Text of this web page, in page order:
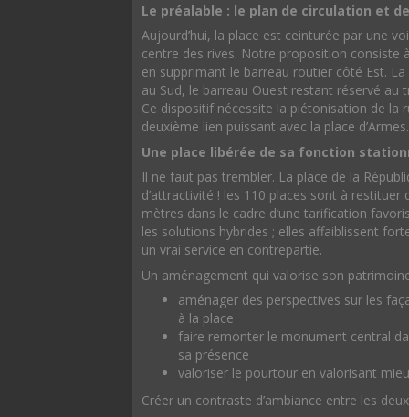
Le préalable : le plan de circulation et
Aujourd’hui, la place est ceinturée par une
centre des rives. Notre proposition consiste
en supprimant le barreau routier côté Est.
au Sud, le barreau Ouest restant réservé au
Ce dispositif nécessite la piétonisation de la
deuxième lien puissant avec la place d’Armes.
Une place libérée de sa fonction
Il ne faut pas trembler. La place de la
d’attractivité ! les 110 places sont à
mètres dans le cadre d’une tarification
les solutions hybrides ; elles affaiblissent
un vrai service en contrepartie.
Un aménagement qui valorise son
aménager des perspectives sur les
à la place
faire remonter le monument central
sa présence
valoriser le pourtour en valorisant
Créer un contraste d’ambiance entre les